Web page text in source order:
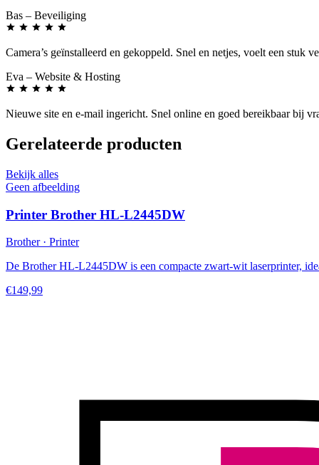
Bas – Beveiliging
Camera’s geïnstalleerd en gekoppeld. Snel en netjes, voelt een stuk
Eva – Website & Hosting
Nieuwe site en e-mail ingericht. Snel online en goed bereikbaar bij
Gerelateerde producten
Bekijk alles
Geen afbeelding
Printer Brother HL-L2445DW
Brother · Printer
De Brother HL-L2445DW is een compacte zwart-wit laserprinter,
€149,99